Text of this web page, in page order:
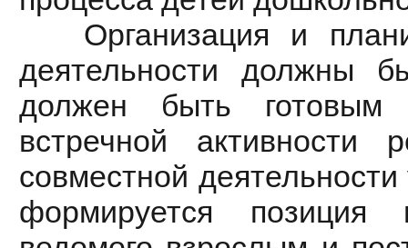
Организация и
деятельности должны
должен быть
встречной активности
совместной
формируется позиция